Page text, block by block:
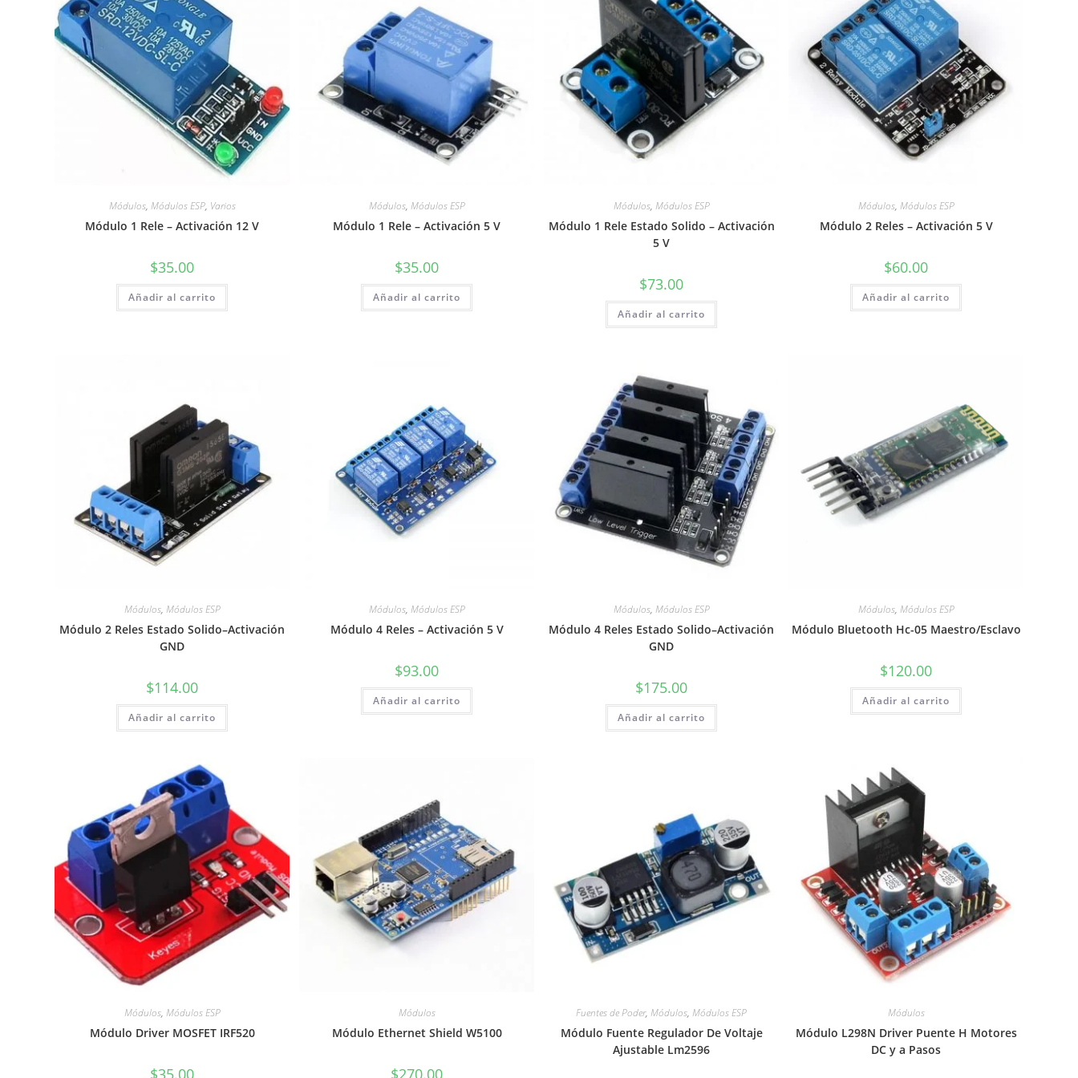
Módulos, Módulos ESP, Varios
Módulo 1 Rele – Activación 12 V
$35.00
Añadir al carrito
Módulos, Módulos ESP
Módulo 1 Rele – Activación 5 V
$35.00
Añadir al carrito
Módulos, Módulos ESP
Módulo 1 Rele Estado Solido – Activación
5 V
$73.00
Añadir al carrito
Módulos, Módulos ESP
Módulo 2 Reles – Activación 5 V
$60.00
Añadir al carrito
Módulos, Módulos ESP
Módulo 2 Reles Estado Solido–Activación
GND
$114.00
Añadir al carrito
Módulos, Módulos ESP
Módulo 4 Reles – Activación 5 V
$93.00
Añadir al carrito
Módulos, Módulos ESP
Módulo 4 Reles Estado Solido–Activación
GND
$175.00
Añadir al carrito
Módulos, Módulos ESP
Módulo Bluetooth Hc-05 Maestro/Esclavo
$120.00
Añadir al carrito
Módulos, Módulos ESP
Módulo Driver MOSFET IRF520
$35.00
Módulos
Módulo Ethernet Shield W5100
$270.00
Fuentes de Poder, Módulos, Módulos ESP
Módulo Fuente Regulador De Voltaje
Ajustable Lm2596
Módulos
Módulo L298N Driver Puente H Motores
DC y a Pasos